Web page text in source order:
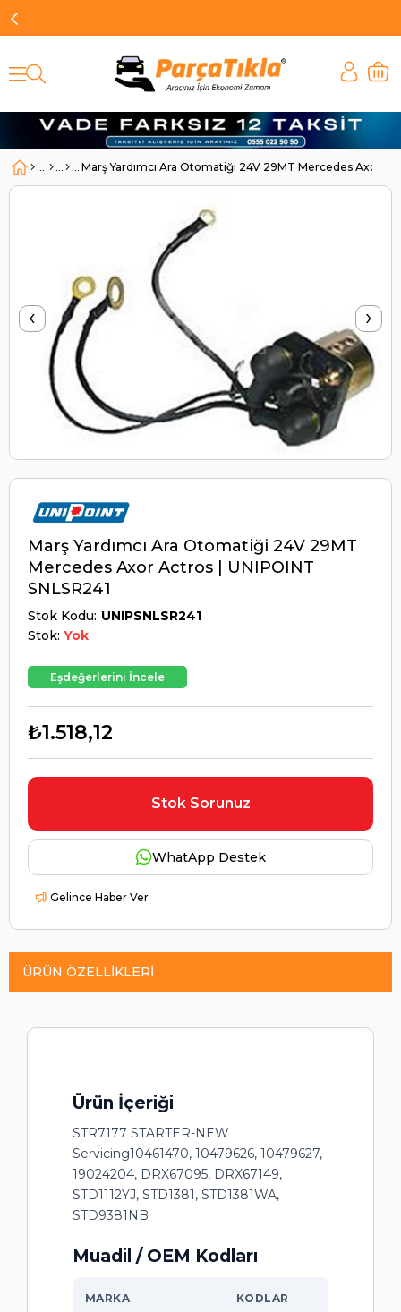
Marş Yardımcı Ara Otomatiği 24V 29MT Mercedes Axor
‹ ›
Marş Yardımcı Ara Otomatiği 24V 29MT
Mercedes Axor Actros | UNIPOINT
SNLSR241
Stok Kodu UNIPSNLSR241
Stok: Yok
Eşdeğerlerini İncele
₺1.518,12
Stok Sorunuz
WhatApp Destek
Gelince Haber Ver
ÜRÜN ÖZELLIKLERI
Ürün İçeriği
STR7177 STARTER-NEW
Servicing10461470, 10479626, 10479627,
19024204, DRX67095, DRX67149,
STD1112YJ, STD1381, STD1381WA,
STD9381NB
Muadil / OEM Kodları
MARKA KODLAR